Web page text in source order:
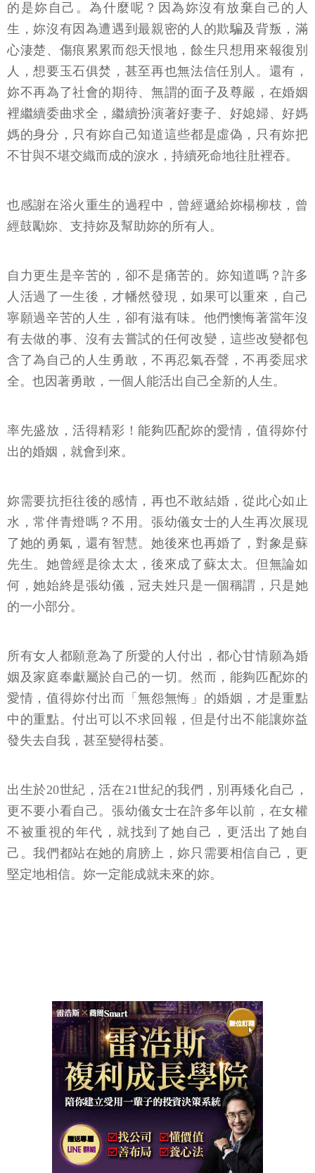
的是妳自己。為什麼呢？因為妳沒有放棄自己的人
生，妳沒有因為遭遇到最親密的人的欺騙及背叛，滿
心淒楚、傷痕累累而怨天恨地，餘生只想用來報復別
人，想要玉石俱焚，甚至再也無法信任別人。還有，
妳不再為了社會的期待、無謂的面子及尊嚴，在婚姻
裡繼續委曲求全，繼續扮演著好妻子、好媳婦、好媽
媽的身分，只有妳自己知道這些都是虛偽，只有妳把
不甘與不堪交織而成的淚水，持續死命地往肚裡吞。
也感謝在浴火重生的過程中，曾經遞給妳楊柳枝，曾
經鼓勵妳、支持妳及幫助妳的所有人。
自力更生是辛苦的，卻不是痛苦的。妳知道嗎？許多
人活過了一生後，才幡然發現，如果可以重來，自己
寧願過辛苦的人生，卻有滋有味。他們懊悔著當年沒
有去做的事、沒有去嘗試的任何改變，這些改變都包
含了為自己的人生勇敢，不再忍氣吞聲，不再委屈求
全。也因著勇敢，一個人能活出自己全新的人生。
率先盛放，活得精彩！能夠匹配妳的愛情，值得妳付
出的婚姻，就會到來。
妳需要抗拒往後的感情，再也不敢結婚，從此心如止
水，常伴青燈嗎？不用。張幼儀女士的人生再次展現
了她的勇氣，還有智慧。她後來也再婚了，對象是蘇
先生。她曾經是徐太太，後來成了蘇太太。但無論如
何，她始終是張幼儀，冠夫姓只是一個稱謂，只是她
的一小部分。
所有女人都願意為了所愛的人付出，都心甘情願為婚
姻及家庭奉獻屬於自己的一切。然而，能夠匹配妳的
愛情，值得妳付出而「無怨無悔」的婚姻，才是重點
中的重點。付出可以不求回報，但是付出不能讓妳益
發失去自我，甚至變得枯萎。
出生於20世紀，活在21世紀的我們，別再矮化自己，
更不要小看自己。張幼儀女士在許多年以前，在女權
不被重視的年代，就找到了她自己，更活出了她自
己。我們都站在她的肩膀上，妳只需要相信自己，更
堅定地相信。妳一定能成就未來的妳。